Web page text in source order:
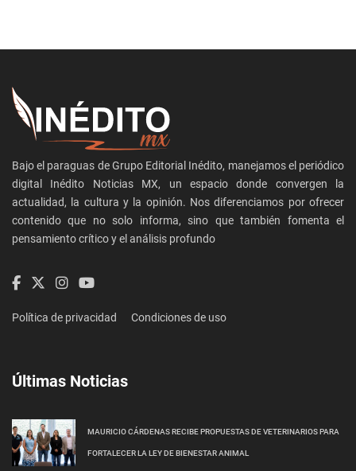
Bajo el paraguas de Grupo Editorial Inédito, manejamos el periódico
digital Inédito Noticias MX, un espacio donde convergen la
actualidad, la cultura y la opinión. Nos diferenciamos por ofrecer
contenido que no solo informa, sino que también fomenta el
pensamiento crítico y el análisis profundo
Política de privacidad Condiciones de uso
Últimas Noticias
MAURICIO CÁRDENAS RECIBE PROPUESTAS DE VETERINARIOS PARA
FORTALECER LA LEY DE BIENESTAR ANIMAL